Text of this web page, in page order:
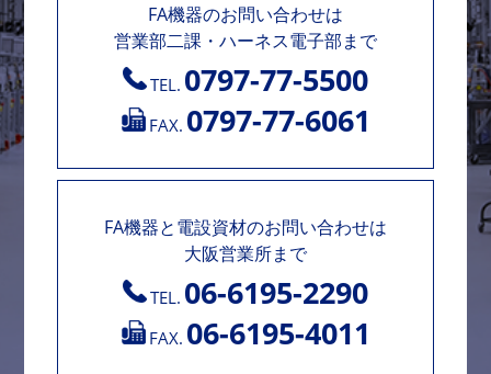
FA機器のお問い合わせは
営業部二課・ハーネス電子部まで
TEL. 0797-77-5500
FAX. 0797-77-6061
FA機器と電設資材のお問い合わせは
大阪営業所まで
TEL. 06-6195-2290
FAX. 06-6195-4011